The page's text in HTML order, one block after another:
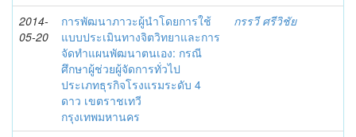
2014-
05-20
การพัฒนาภาวะผู้นำโดยการใช้
แบบประเมินทางจิตวิทยาและการ
จัดทำแผนพัฒนาตนเอง: กรณี
ศึกษาผู้ช่วยผู้จัดการทั่วไป
ประเภทธุรกิจโรงแรมระดับ 4
ดาว เขตราชเทวี
กรุงเทพมหานคร
กรรวี ศรีวิชัย